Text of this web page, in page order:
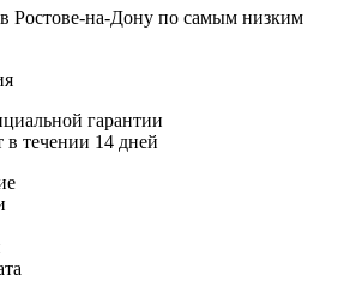
гарантии
в течении 14 дней